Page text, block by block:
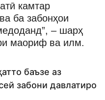
камтар
ба забонҳои
– шарҳ
маориф ва илм.
баъзе аз
забони давлатиро